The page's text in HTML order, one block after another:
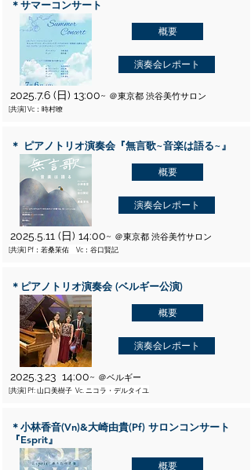
＊サマーコンサート
概要
演奏会レポート
2025.7.6 (日) 13:00~ ＠東京都 渋谷美竹サロン
[共演] Vc：時村暸
＊ ピアノトリオ演奏会『無言歌~音楽は語る~』
概要
演奏会レポート
2025.5.11 (日) 14:00~ ＠東京都 渋谷美竹サロン
[共演] Pf：若桑茉佑 Vc：谷口賢記
＊ピアノトリオ演奏会 (ベルギー公演)
概要
演奏会レポート
2025.3.23 14:00~ ＠ベルギー
[共演] Pf: 山口美樹子 Vc. ニコラ・デルタイユ
＊小林香音(Vn)&大崎由貴(Pf) サロンコンサート
『Esprit』
概要